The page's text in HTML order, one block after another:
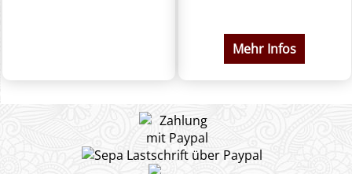
Mehr Infos